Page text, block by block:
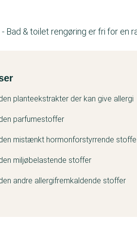
- Bad & toilet rengøring er fri for en
planteekstrakter der kan give allergi
parfumestoffer
mistænkt hormonforstyrrende
miljøbelastende stoffer
andre allergifremkaldende stoffer